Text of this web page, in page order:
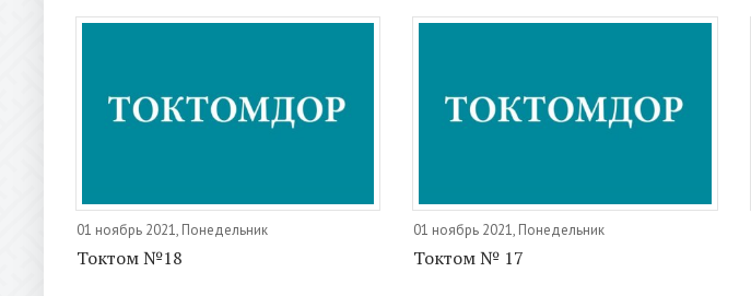
01 ноябрь 2021, Понедельник
Токтом №18
01 ноябрь 2021, Понедельник
Токтом № 17